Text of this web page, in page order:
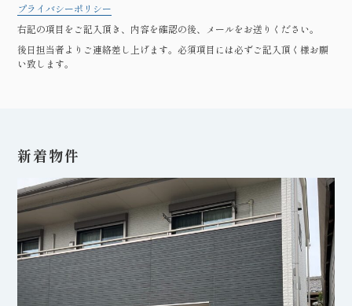
プライバシーポリシー
右記の項目をご記入頂き、内容を確認の後、メールをお送りください。
後日担当者よりご連絡差し上げます。必須項目には必ずご記入頂く様お願
い致します。
新着物件